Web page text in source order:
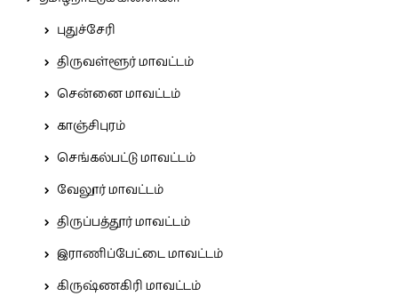
புதுச்சேரி
திருவள்ளூர் மாவட்டம்
சென்னை மாவட்டம்
காஞ்சிபுரம்
செங்கல்பட்டு மாவட்டம்
வேலூர் மாவட்டம்
திருப்பத்தூர் மாவட்டம்
இராணிப்பேட்டை மாவட்டம்
கிருஷ்ணகிரி மாவட்டம்